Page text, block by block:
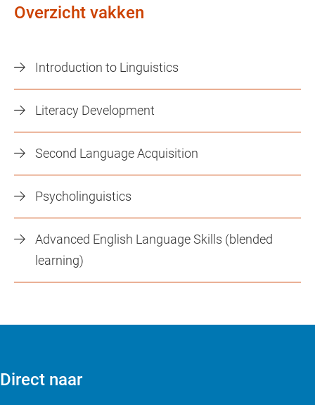
Overzicht vakken
Introduction to Linguistics
Literacy Development
Second Language Acquisition
Psycholinguistics
Advanced English Language Skills (blended
learning)
Direct naar